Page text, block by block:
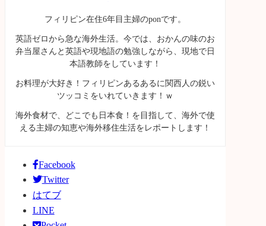
フィリピン在住6年目主婦のponです。
英語ゼロから急な海外生活。今では、おかんの味のお
弁当屋さんと英語や現地語の勉強しながら、現地で日
本語教師をしています！
お料理が大好き！フィリピンあるあるに関西人の鋭い
ツッコミをいれていきます！ｗ
海外食材で、どこでも日本食！を目指して、海外で使
える主婦の知恵や海外移住生活をレポートします！
Facebook
Twitter
はてブ
LINE